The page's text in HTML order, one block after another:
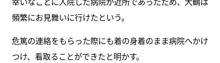
頻繁にお見舞いに行けたという。
危篤の連絡をもらった際にも着の身着のまま病院へかけ
つけ、看取ることができたと明かす。